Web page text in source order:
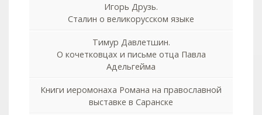
Игорь Друзь.
Сталин о великорусском языке
Тимур Давлетшин.
О кочетковцах и письме отца Павла
Адельгейма
Книги иеромонаха Романа на православной
выставке в Саранске